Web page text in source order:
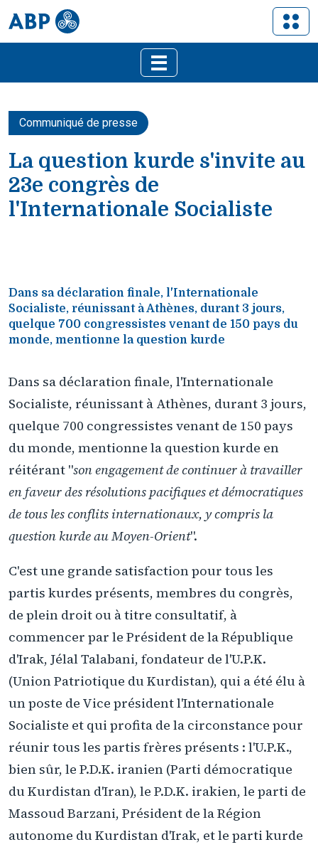
Communiqué de presse
La question kurde s'invite au
23e congrès de
l'Internationale Socialiste
Dans sa déclaration finale, l'Internationale
Socialiste, réunissant à Athènes, durant 3 jours,
quelque 700 congressistes venant de 150 pays du
monde, mentionne la question kurde
Dans sa déclaration finale, l'Internationale
Socialiste, réunissant à Athènes, durant 3 jours,
quelque 700 congressistes venant de 150 pays
du monde, mentionne la question kurde en
réitérant "son engagement de continuer à travailler
en faveur des résolutions pacifiques et démocratiques
de tous les conflits internationaux, y compris la
question kurde au Moyen-Orient".
C'est une grande satisfaction pour tous les
partis kurdes présents, membres du congrès,
de plein droit ou à titre consultatif, à
commencer par le Président de la République
d'Irak, Jélal Talabani, fondateur de l'U.P.K.
(Union Patriotique du Kurdistan), qui a été élu à
un poste de Vice président l'Internationale
Socialiste et qui profita de la circonstance pour
réunir tous les partis frères présents : l'U.P.K.,
bien sûr, le P.D.K. iranien (Parti démocratique
du Kurdistan d'Iran), le P.D.K. irakien, le parti de
Massoud Barzani, Président de la Région
autonome du Kurdistan d'Irak, et le parti kurde